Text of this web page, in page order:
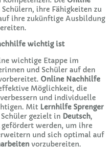
ihre Fähigkeiten zu
ihre zukünftige Ausbildung
wichtig ist
wichtige Etappe im
und Schüler auf den
Online Nachhilfe
Möglichkeit, die
und individuelle
Mit Lernhilfe Sprenger
gezielt in Deutsch,
werden, um ihre
und sich optimal auf
vorzubereiten.